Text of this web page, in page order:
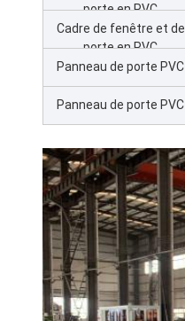
porte en PVC
Cadre de fenêtre et de
porte en PVC
Panneau de porte PVC
Panneau de porte PVC